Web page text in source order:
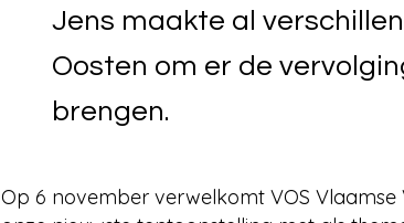
Jens maakte al
Oosten om er de
brengen.
Op 6 november verwelkomt VOS